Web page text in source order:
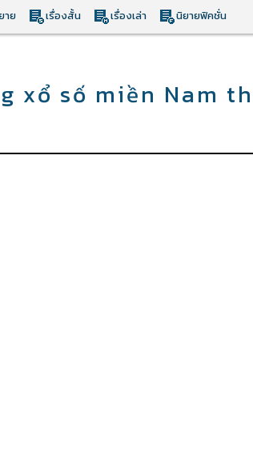
าย เรื่องสั้น เรื่องเล่า นิยายฟิคชั่น
xổ số miền Nam